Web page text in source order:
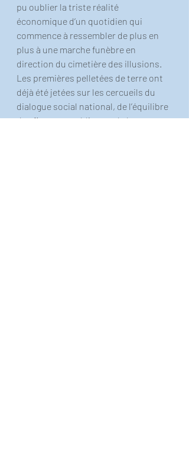
pu oublier la triste réalité
économique d’un quotidien qui
commence à ressembler de plus en
plus à une marche funèbre en
direction du cimetière des illusions.
Les premières pelletées de terre ont
déjà été jetées sur les cercueils du
dialogue social national, de l’équilibre
des finances publiques, de la